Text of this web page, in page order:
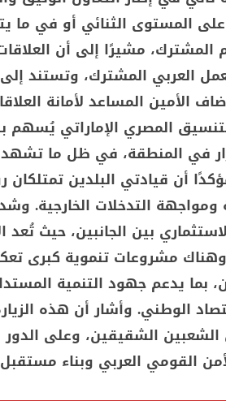
المستوى الثنائي أو في ما
المشترك، مشيرًا إلى أن
العربي المشترك، وتستند
الأمين المساعد لأمانة
المصري الإماراتي
في المنطقة، في ظل ما
أن قيادتي البلدين تمتلكان
ومواجهة التدخلات الخارجية.
بين الجانبين، حيث تُعد
مشروعات تنموية كبرى
بما يدعم جهود التنمية
الوطني. وأشار أن هذه
الشقيقين، وعلى الدور
القومي العربي وبناء مستقبل